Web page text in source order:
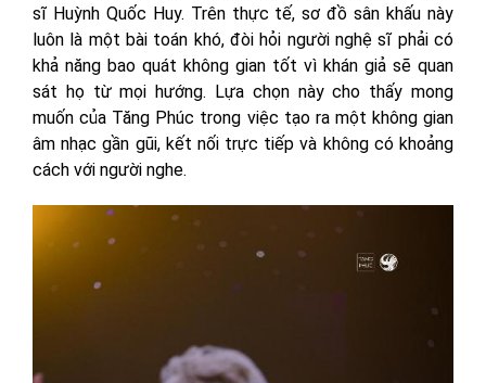
sĩ Huỳnh Quốc Huy. Trên thực tế, sơ đồ sân khấu này
luôn là một bài toán khó, đòi hỏi người nghệ sĩ phải có
khả năng bao quát không gian tốt vì khán giả sẽ quan
sát họ từ mọi hướng. Lựa chọn này cho thấy mong
muốn của Tăng Phúc trong việc tạo ra một không gian
âm nhạc gần gũi, kết nối trực tiếp và không có khoảng
cách với người nghe.